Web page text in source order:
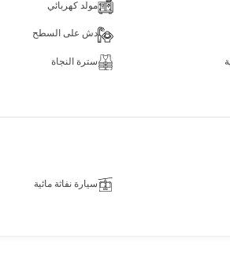
مولد كهربائي
دش على السطح
سترة النجاة
سيارة نفاثة مائية